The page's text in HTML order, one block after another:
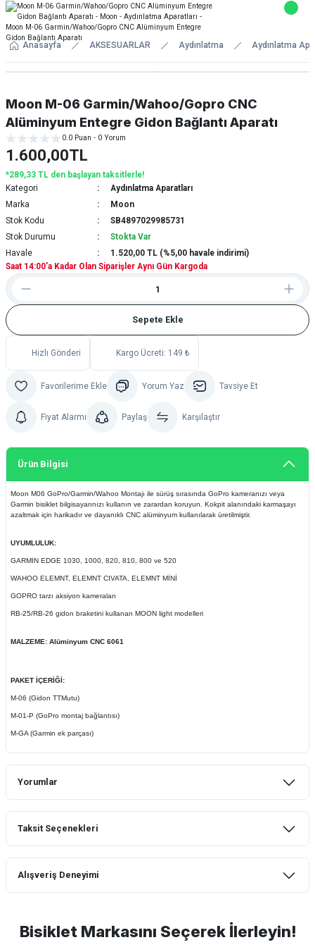
Anasayfa AKSESUARLAR Aydınlatma Aydınlatma
Moon M-06 Garmin/Wahoo/Gopro CNC
Alüminyum Entegre Gidon Bağlantı Aparatı
0.0 Puan - 0 Yorum
1.600,00TL
*289,33 TL den başlayan taksitlerle!
Kategori
Aydınlatma Aparatları
Marka
Moon
Stok Kodu
SB4897029985731
Stok Durumu
Stokta Var
Havale
1.520,00 TL (%5,00 havale indirimi)
Saat 14:00'a Kadar Olan Siparişler Aynı Gün Kargoda
Sepete Ekle
Hızlı Gönderi Kargo Ücreti: 149 ₺
Yorum Yaz Tavsiye Et
Fiyat Alarmı Paylaş Karşılaştır
Ürün Bilgisi
Moon M06 GoPro/Garmin/Wahoo Montajı ile sürüş sırasında GoPro kameranızı veya
Garmin bisiklet bilgisayarınızı kullanın ve zarardan koruyun. Kokpit alanındaki karmaşayı
azaltmak için harikadır ve dayanıklı CNC alüminyum kullanılarak üretilmiştir.
UYUMLULUK:
GARMIN EDGE 1030, 1000, 820, 810, 800 ve 520
WAHOO ELEMNT, ELEMNT CIVATA, ELEMNT MİNİ
GOPRO tarzı aksiyon kameraları
RB-25/RB-26 gidon braketini kullanan MOON light modelleri
MALZEME: Alüminyum CNC 6061
PAKET İÇERİĞİ:
M-06 (Gidon TTMutu)
M-01-P (GoPro montaj bağlantısı)
M-GA (Garmin ek parçası)
Yorumlar
Taksit Seçenekleri
Alışveriş Deneyimi
lastik yanak kısmından 3cm yarıldı ama
normal sürüşe uygun
Bisiklet Markasını Seçerek İlerleyin!